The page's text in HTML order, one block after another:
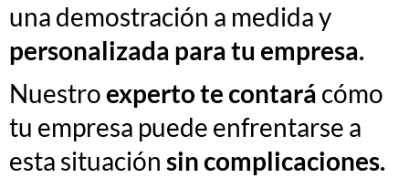
una demostración a medida y
personalizada para tu empresa.
Nuestroexperto te contará cómo
tu empresa puede enfrentarse a
esta situación sin complicaciones.